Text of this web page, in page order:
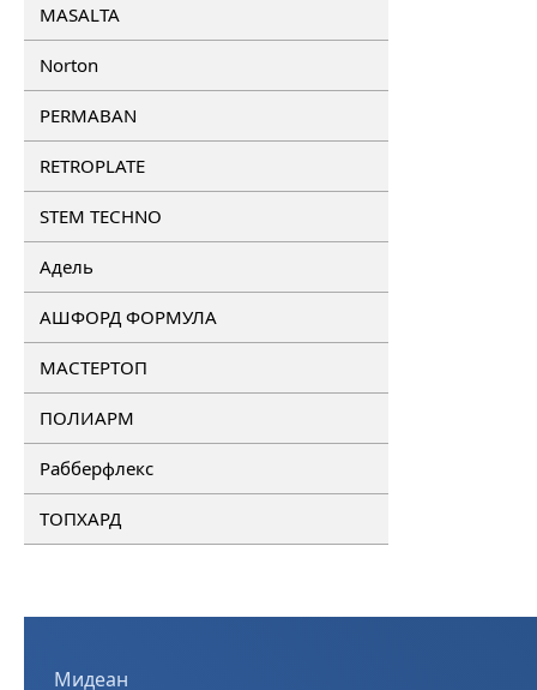
MASALTA
Norton
PERMABAN
RETROPLATE
STEM TECHNO
Адель
АШФОРД ФОРМУЛА
МАСТЕРТОП
ПОЛИАРМ
Рабберфлекс
ТОПХАРД
Мидеан